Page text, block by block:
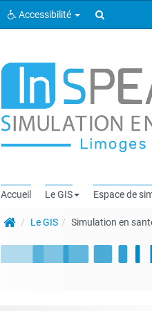
Accessibilité
Accueil Le GIS Espace de
Le GIS Simulation en